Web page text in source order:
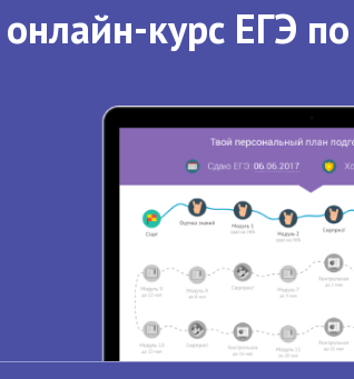
курс ЕГЭ